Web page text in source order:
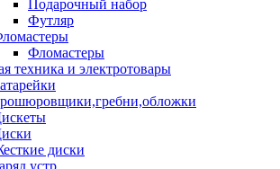
Подарочный набор
Футляр
Фломастеры
техника и электротовары
диски